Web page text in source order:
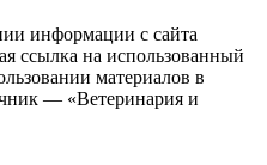
информации с сайта
ссылка на использованный
материалов в
— «Ветеринария и